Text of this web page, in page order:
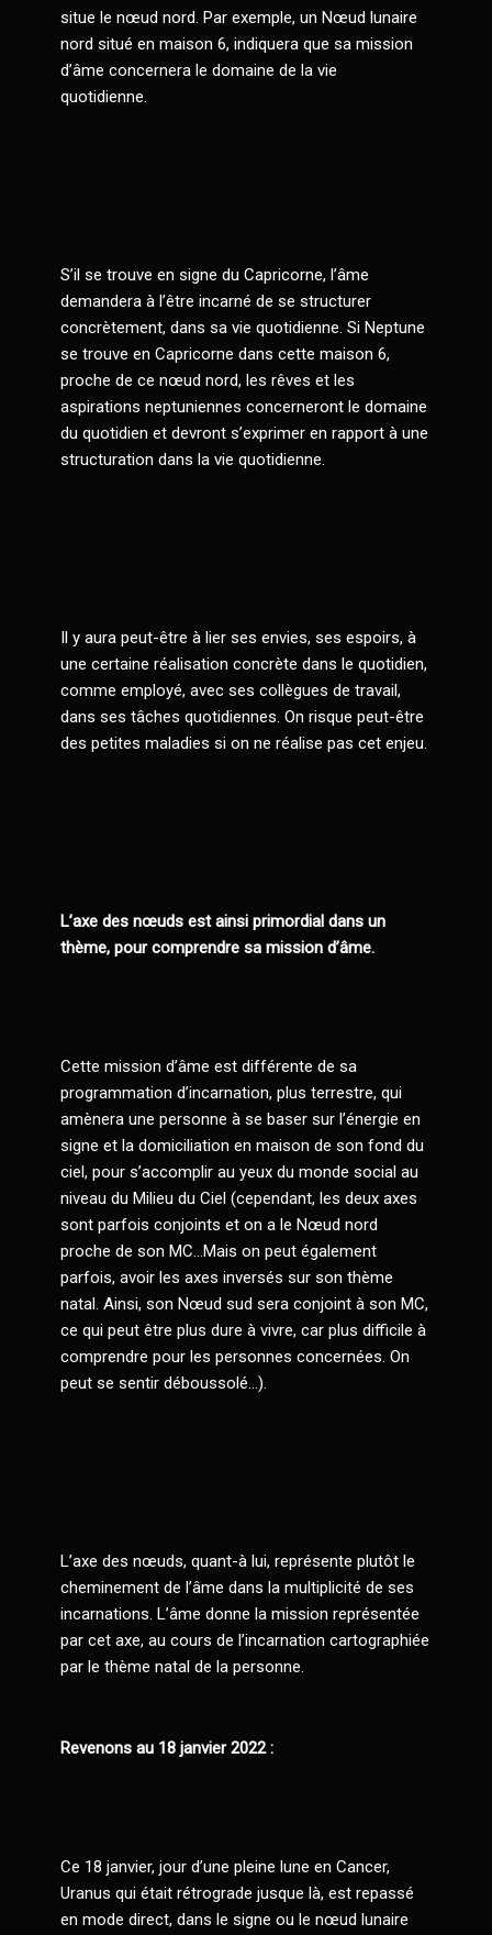
situe le nœud nord. Par exemple, un Nœud lunaire
nord situé en maison 6, indiquera que sa mission
d’âme concernera le domaine de la vie
quotidienne.
S’il se trouve en signe du Capricorne, l’âme
demandera à l’être incarné de se structurer
concrètement, dans sa vie quotidienne. Si Neptune
se trouve en Capricorne dans cette maison 6,
proche de ce nœud nord, les rêves et les
aspirations neptuniennes concerneront le domaine
du quotidien et devront s’exprimer en rapport à une
structuration dans la vie quotidienne.
Il y aura peut-être à lier ses envies, ses espoirs, à
une certaine réalisation concrète dans le quotidien,
comme employé, avec ses collègues de travail,
dans ses tâches quotidiennes. On risque peut-être
des petites maladies si on ne réalise pas cet enjeu.
L’axe des nœuds est ainsi primordial dans un
thème, pour comprendre sa mission d’âme.
Cette mission d’âme est différente de sa
programmation d’incarnation, plus terrestre, qui
amènera une personne à se baser sur l’énergie en
signe et la domiciliation en maison de son fond du
ciel, pour s’accomplir au yeux du monde social au
niveau du Milieu du Ciel (cependant, les deux axes
sont parfois conjoints et on a le Nœud nord
proche de son MC…Mais on peut également
parfois, avoir les axes inversés sur son thème
natal. Ainsi, son Nœud sud sera conjoint à son MC,
ce qui peut être plus dure à vivre, car plus difficile à
comprendre pour les personnes concernées. On
peut se sentir déboussolé…).
L’axe des nœuds, quant-à lui, représente plutôt le
cheminement de l’âme dans la multiplicité de ses
incarnations. L’âme donne la mission représentée
par cet axe, au cours de l’incarnation cartographiée
par le thème natal de la personne.
Revenons au 18 janvier 2022 :
Ce 18 janvier, jour d’une pleine lune en Cancer,
Uranus qui était rétrograde jusque là, est repassé
en mode direct, dans le signe ou le nœud lunaire